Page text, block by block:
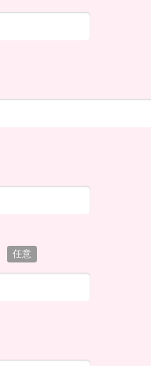
任意